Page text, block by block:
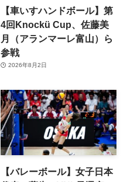
【車いすハンドボール】第
4回Knockü Cup、佐藤美
月（アランマーレ富山）ら
参戦
2026年8月2日
【バレーボール】女子日本